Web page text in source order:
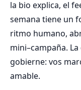
la bio explica, el
semana tiene un
ritmo humano,
mini–campaña.
gobierne: vos
amable.